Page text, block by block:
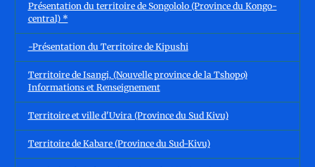
Présentation du territoire de Songololo (Province du Kongo-
central) *
-Présentation du Territoire de Kipushi
Territoire de Isangi, (Nouvelle province de la Tshopo)
Informations et Renseignement
Territoire et ville d'Uvira (Province du Sud Kivu)
Territoire de Kabare (Province du Sud-Kivu)